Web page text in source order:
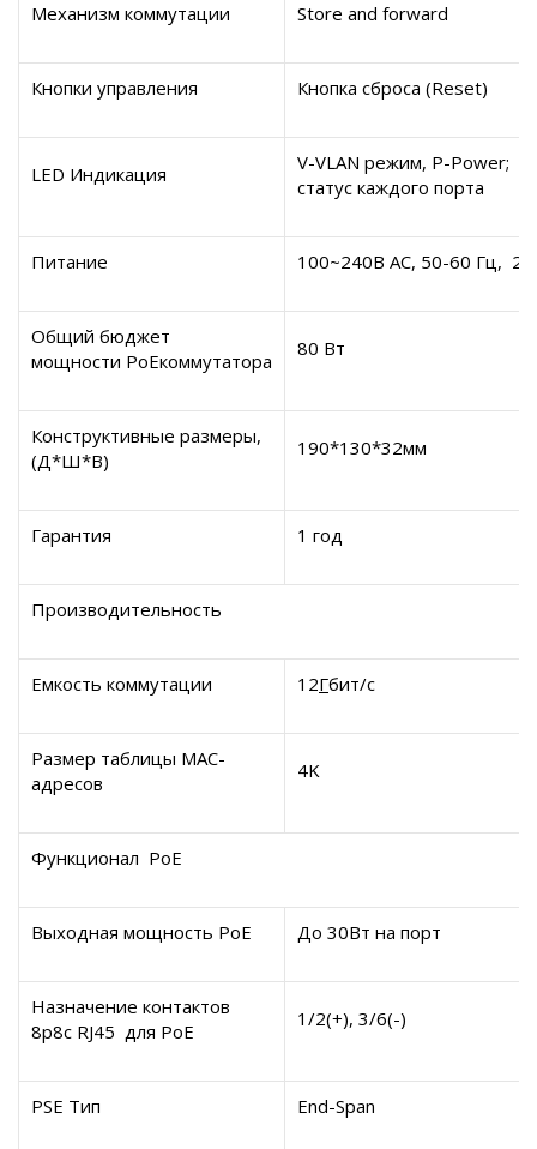
Механизм коммутации Store and forward
Кнопки управления Кнопка сброса (Reset)
LED Индикация V-VLAN режим, P-Power;
статус каждого порта
Питание 100~240В AC, 50-60 Гц,
Общий бюджет
мощности PoEкоммутатора
80 Вт
Конструктивные размеры,
(Д*Ш*В)
190*1 30*32мм
Гарантия 1 год
Производительность
Емкость коммутации 12Гбит/с
Размер таблицы MAC-
адресов
4K
Функционал PoE
Выходная мощность PoE До 30Вт на порт
Назначение контактов
8p8c RJ45 для PoE
1/2(+), 3/6(-)
PSE Тип End-Span